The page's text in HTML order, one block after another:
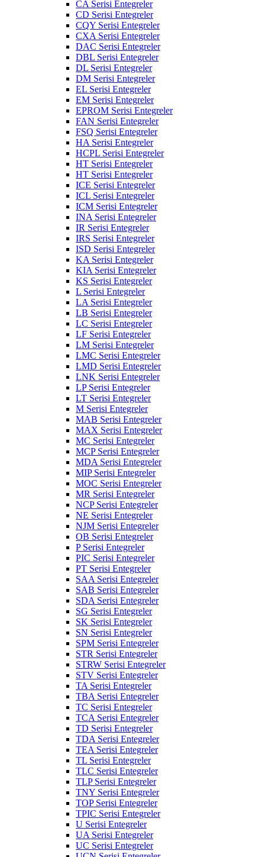
CA Serisi Entegreler
CD Serisi Entegreler
CQY Serisi Entegreler
CXA Serisi Entegreler
DAC Serisi Entegreler
DBL Serisi Entegreler
DL Serisi Entegreler
DM Serisi Entegreler
EL Serisi Entegreler
EM Serisi Entegreler
EPROM Serisi Entegreler
FAN Serisi Entegreler
FSQ Serisi Entegreler
HA Serisi Entegreler
HCPL Serisi Entegreler
HT Serisi Entegreler
HT Serisi Entegreler
ICE Serisi Entegreler
ICL Serisi Entegreler
ICM Serisi Entegreler
INA Serisi Entegreler
IR Serisi Entegreler
IRS Serisi Entegreler
ISD Serisi Entegreler
KA Serisi Entegreler
KIA Serisi Entegreler
KS Serisi Entegreler
L Serisi Entegreler
LA Serisi Entegreler
LB Serisi Entegreler
LC Serisi Entegreler
LF Serisi Entegreler
LM Serisi Entegreler
LMC Serisi Entegreler
LMD Serisi Entegreler
LNK Serisi Entegreler
LP Serisi Entegreler
LT Serisi Entegreler
M Serisi Entegreler
MAB Serisi Entegreler
MAX Serisi Entegreler
MC Serisi Entegreler
MCP Serisi Entegreler
MDA Serisi Entegreler
MIP Serisi Entegreler
MOC Serisi Entegreler
MR Serisi Entegreler
NCP Serisi Entegreler
NE Serisi Entegreler
NJM Serisi Entegreler
OB Serisi Entegreler
P Serisi Entegreler
PIC Serisi Entegreler
PT Serisi Entegreler
SAA Serisi Entegreler
SAB Serisi Entegreler
SDA Serisi Entegreler
SG Serisi Entegreler
SK Serisi Entegreler
SN Serisi Entegreler
SPM Serisi Entegreler
STR Serisi Entegreler
STRW Serisi Entegreler
STV Serisi Entegreler
TA Serisi Entegreler
TBA Serisi Entegreler
TC Serisi Entegreler
TCA Serisi Entegreler
TD Serisi Entegreler
TDA Serisi Entegreler
TEA Serisi Entegreler
TL Serisi Entegreler
TLC Serisi Entegreler
TLP Serisi Entegreler
TNY Serisi Entegreler
TOP Serisi Entegreler
TPIC Serisi Entegreler
U Serisi Entegreler
UA Serisi Entegreler
UC Serisi Entegreler